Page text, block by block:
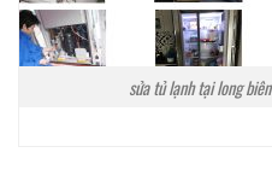
sửa tủ lạnh tại long biên